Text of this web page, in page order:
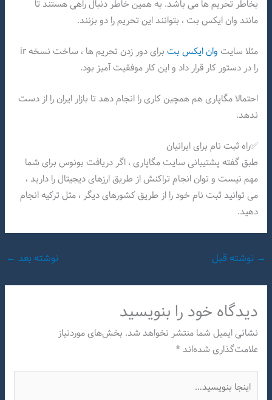
بخاطر تحریم ها می باشد. به همین خاطر دنبال راهی هستند تا
مانند وان ایکس بت ، بتوانند این تحریم را دو بزنند.
مثلا سایت وان ایکس بت
برای دور زدن تحریم ها ، ساخت نسخه ir
را در دستور کار قرار داد و این کار موفقیت آمیز بود.
احتمالا مگاپاری هم همچین کاری را انجام دهد تا بازار ایران را از دست
ندهد.
✅راه ثبت نام برای ایرانیان
طبق گفته پشتیبانی سایت مگاپاری ، اگر دریافت بونوس برای شما
مهم نیست و توان انجام تراکنش از طریق ارزهای دیجیتال را دارید ،
می توانید ثبت نام خود را از طریق کشورهای دیگر ، مثل ترکیه انجام
دهید.
→ نوشته قبل نوشته بعد ←
دیدگاه‌ خود را بنویسید
نشانی ایمیل شما منتشر نخواهد شد. بخش‌های موردنیاز
علامت‌گذاری شده‌اند*
بنویسید…